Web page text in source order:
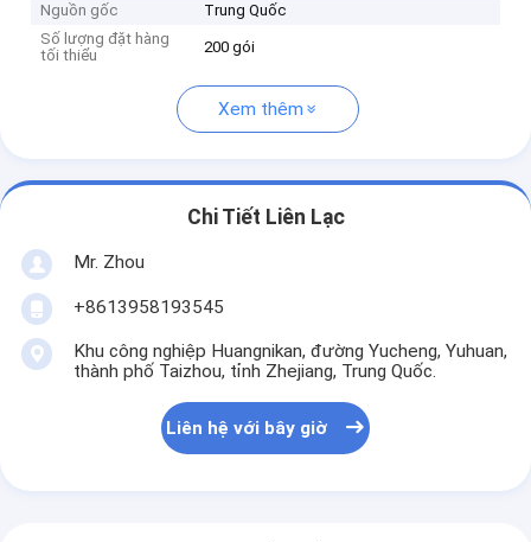
Nguồn gốc
Trung Quốc
Số lượng đặt hàng
tối thiểu
200 gói
Xem thêm
Chi Tiết Liên Lạc
Mr. Zhou
+8613958193545
Khu công nghiệp Huangnikan, đường Yucheng, Yuhuan,
thành phố Taizhou, tỉnh Zhejiang, Trung Quốc.
Liên hệ với bây giờ